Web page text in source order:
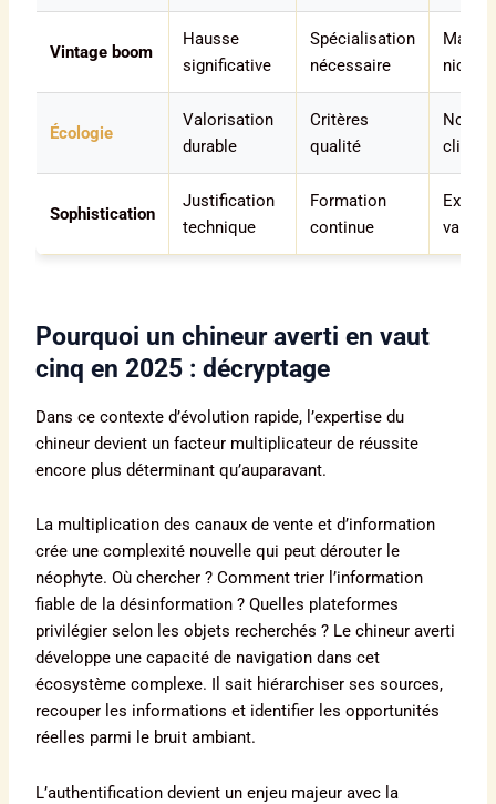
Vintage boom
Hausse
significative
Spécialisation
nécessaire
niches
Écologie
Valorisation
durable
Critères
qualité
Sophistication
Justification
technique
Formation
continue
Pourquoi un chineur averti en vaut
cinq en 2025 : décryptage
Dans ce contexte d’évolution rapide, l’expertise du
chineur devient un facteur multiplicateur de réussite
encore plus déterminant qu’auparavant.
La multiplication des canaux de vente et d’information
crée une complexité nouvelle qui peut dérouter le
néophyte. Où chercher ? Comment trier l’information
fiable de la désinformation ? Quelles plateformes
privilégier selon les objets recherchés ? Le chineur averti
développe une capacité de navigation dans cet
écosystème complexe. Il sait hiérarchiser ses sources,
recouper les informations et identifier les opportunités
réelles parmi le bruit ambiant.
L’authentification devient un enjeu majeur avec la